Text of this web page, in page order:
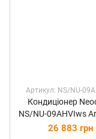
Артикул: NS/NU-
Кондиціонер
NS/NU-09AHVIws
26 883 грн